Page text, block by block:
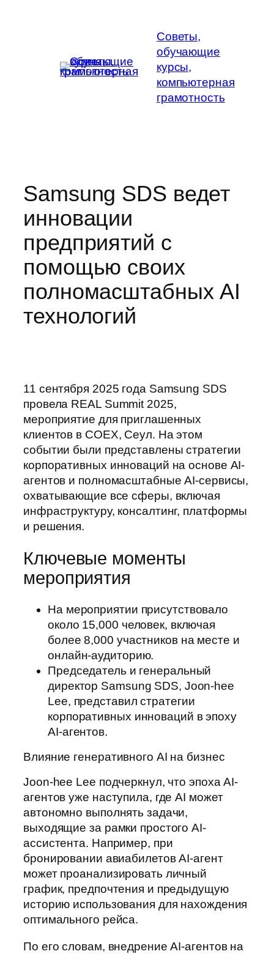
Советы,
обучающие
курсы,
компьютерная
грамотность
Samsung SDS ведет
инновации
предприятий с
помощью своих
полномасштабных AI
технологий
11 сентября 2025 года Samsung SDS
провела REAL Summit 2025,
мероприятие для приглашенных
клиентов в COEX, Сеул. На этом
событии были представлены стратегии
корпоративных инноваций на основе AI-
агентов и полномасштабные AI-сервисы,
охватывающие все сферы, включая
инфраструктуру, консалтинг, платформы
и решения.
Ключевые моменты
мероприятия
На мероприятии присутствовало
около 15,000 человек, включая
более 8,000 участников на месте и
онлайн-аудиторию.
Председатель и генеральный
директор Samsung SDS, Joon-hee
Lee, представил стратегии
корпоративных инноваций в эпоху
AI-агентов.
Влияние генеративного AI на бизнес
Joon-hee Lee подчеркнул, что эпоха AI-
агентов уже наступила, где AI может
автономно выполнять задачи,
выходящие за рамки простого AI-
ассистента. Например, при
бронировании авиабилетов AI-агент
может проанализировать личный
график, предпочтения и предыдущую
историю использования для нахождения
оптимального рейса.
По его словам, внедрение AI-агентов на